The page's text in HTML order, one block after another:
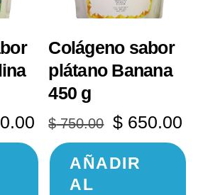
El
precio
actual
Colágeno sabor
plátano Banana
450 g
$750.00 El
precio
original
$ 650.00
AÑADIR
AL